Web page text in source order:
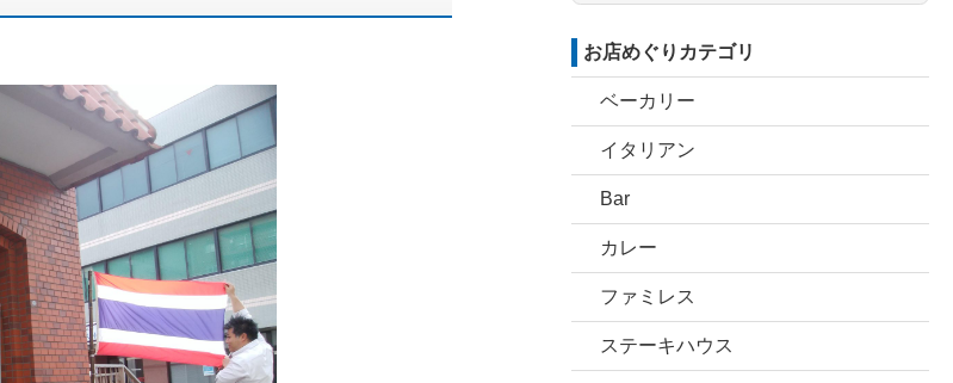
お店めぐりカテゴリ
ベーカリー
イタリアン
Bar
カレー
ファミレス
ステーキハウス